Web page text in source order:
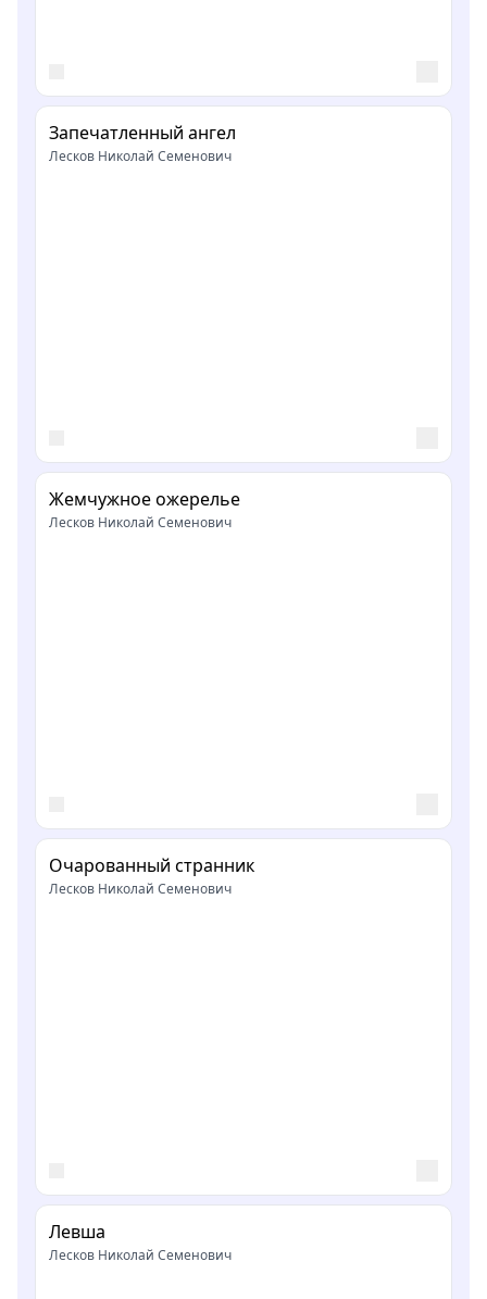
Запечатленный ангел
Лесков Николай Семенович
Жемчужное ожерелье
Лесков Николай Семенович
Очарованный странник
Лесков Николай Семенович
Левша
Лесков Николай Семенович